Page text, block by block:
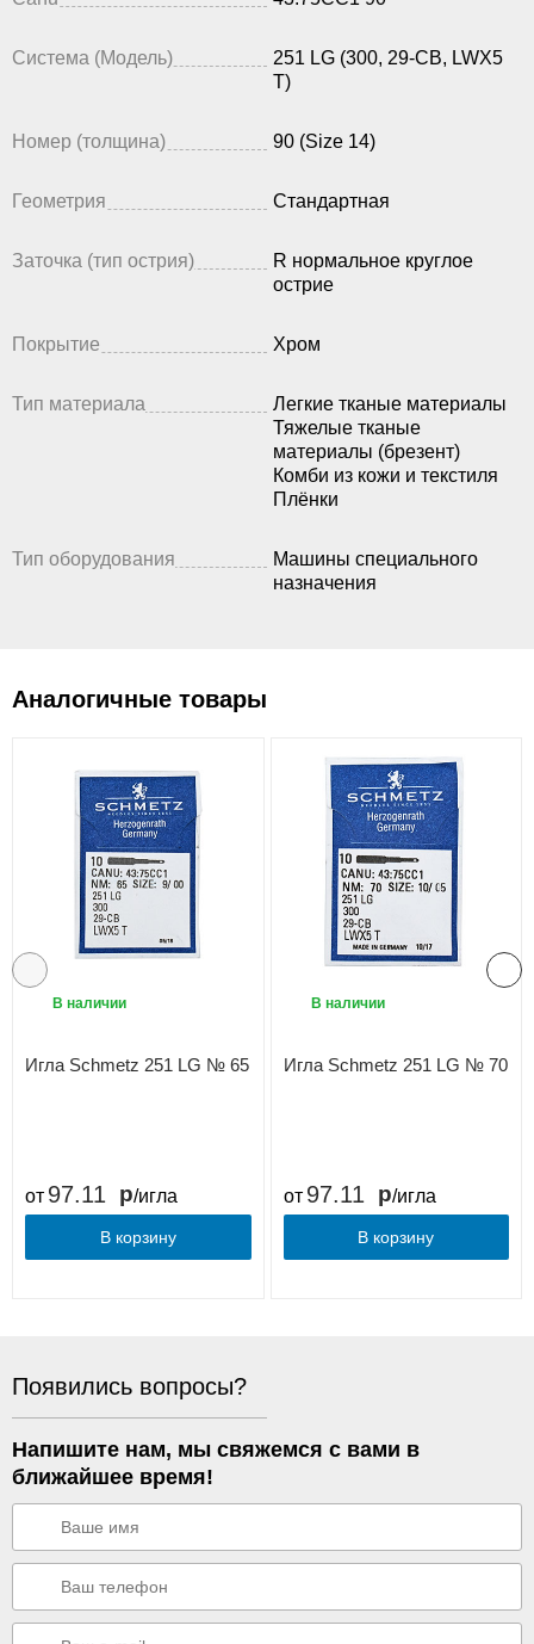
Система (Модель)
251 LG (300, 29-CB, LWX5
T)
Номер (толщина) 90 (Size 14)
Геометрия Стандартная
Заточка (тип острия)
R нормальное круглое
острие
Покрытие Хром
Тип материала
Легкие тканые материалы
Тяжелые тканые
материалы (брезент)
Комби из кожи и текстиля
Плёнки
Тип оборудования
Машины специального
назначения
Аналогичные товары
Игла Schmetz 251 LG № 65
В наличии
от 97.11 /игла
В корзину
Игла Schmetz 251 LG № 70
В наличии
от 97.11 /игла
В корзину
Появились вопросы?
Напишите нам, мы свяжемся с вами в
ближайшее время!